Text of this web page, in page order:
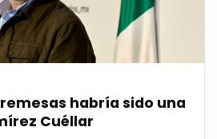
habría sido una
Cuéllar